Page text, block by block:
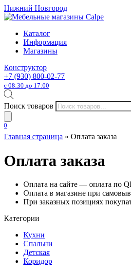
Нижний Новгород
Каталог
Информация
Магазины
Конструктор
+7 (930) 800-02-77
с 08:30 до 17:00
Поиск товаров
0
Главная страница » Оплата заказа
Оплата заказа
Оплата на сайте — оплата по
Оплата в магазине при
При заказных позициях
Категории
Кухни
Спальни
Детская
Коридор